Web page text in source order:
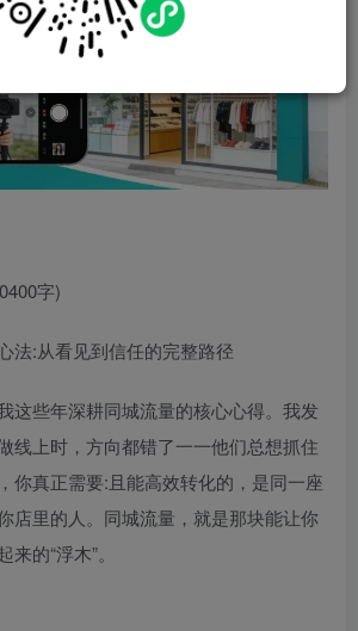
字)
法:从看见到信任的完整路径
这些年深耕同城流量的核心心得。我发
线上时，方向都错了一一他们总想抓住
你真正需要:且能高效转化的，是同一座
店里的人。同城流量，就是那块能让你
的“浮木”。